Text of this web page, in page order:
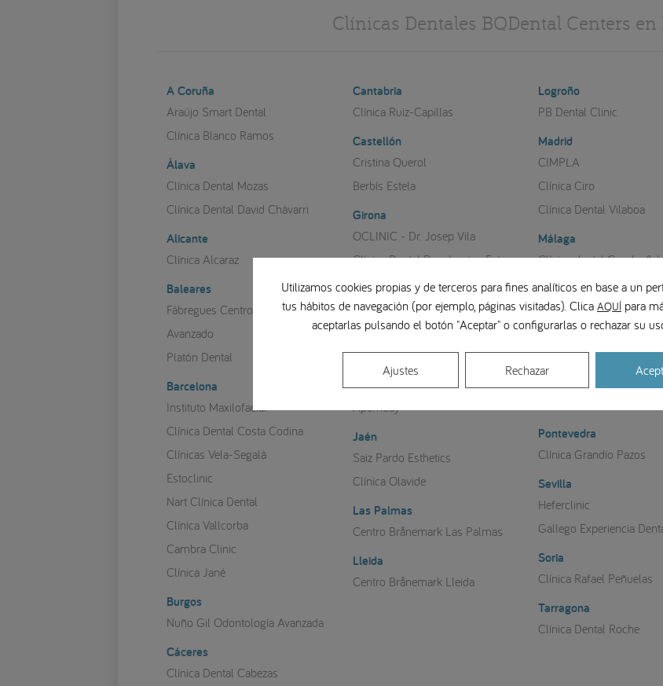
Clínicas Dentales BQDental Centers en
A Coruña
Araújo Smart Dental
Clínica Blanco Ramos
Álava
Clínica Dental Mozas
Clínica Dental David Chávarri
Alicante
Clínica Alcaraz
Baleares
Fàbregues Centro Odontológico
Avanzado
Platón Dental
Barcelona
Instituto Maxilofacial
Clínica Dental Costa Codina
Clínicas Vela-Segalà
Estoclinic
Nart Clínica Dental
Clínica Vallcorba
Cambra Clinic
Clínica Jané
Burgos
Nuño Gil Odontología Avanzada
Cáceres
Clínica Dental Cabezas
Cantabria
Clínica Ruiz-Capillas
Castellón
Cristina Querol
Berbís Estela
Girona
OCLINIC - Dr. Josep Vila
Clínica Dental Dra. Jorgina Estany
Granada
Clínica Noguerol
Muñoz Soto Dental
Guipúzcoa
Aperribay
Jaén
Saiz Pardo Esthetics
Clínica Olavide
Las Palmas
Centro Brånemark Las Palmas
Lleida
Centro Brånemark Lleida
Logroño
PB Dental Clinic
Madrid
CIMPLA
Clínica Ciro
Clínica Dental Vilaboa
Málaga
Clínica dental Crooke &
Instituto Dental
Clínica Dental Herrera
Navarra
Clínica Dental Iturralde
Dr. Juanjo Gaite - Clínica
Pontevedra
Clínica Grandío Pazos
Sevilla
Heferclinic
Gallego Experiencia
Soria
Clínica Rafael Peñuelas
Tarragona
Clínica Dental Roche
Utilizamos cookies propias y de terceros para fines analíticos en base a un
tus hábitos de navegación (por ejemplo, páginas visitadas). Clica AQUÍ para
aceptarlas pulsando el botón "Aceptar" o configurarlas o rechazar su
Rechazar
Ajustes